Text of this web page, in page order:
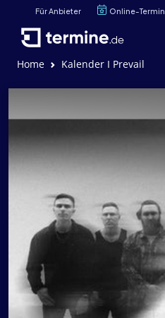
Für Anbieter Online-
Home Kalender I Prevail